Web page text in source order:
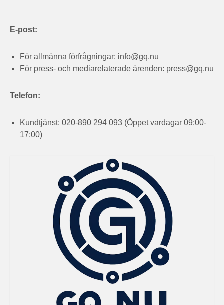
E-post:
För allmänna förfrågningar: info@gq.nu
För press- och mediarelaterade ärenden: press@gq.nu
Telefon:
Kundtjänst: 020-890 294 093 (Öppet vardagar 09:00-
17:00)